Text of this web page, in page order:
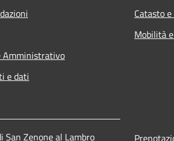
Amministrativo
e dati
Catasto
Mobilità
San Zenone al Lambro